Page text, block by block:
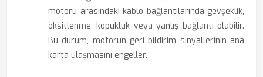
motoru arasındaki kablo bağlantılarında gevşeklik,
oksitlenme, kopukluk veya yanlış bağlantı olabilir.
Bu durum, motorun geri bildirim sinyallerinin ana
karta ulaşmasını engeller.